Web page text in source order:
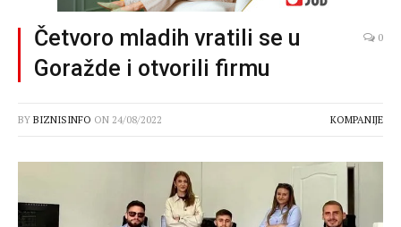
Četvoro mladih vratili se u
Goražde i otvorili firmu
0
BY BIZNISINFO ON 24/08/2022 KOMPANIJE